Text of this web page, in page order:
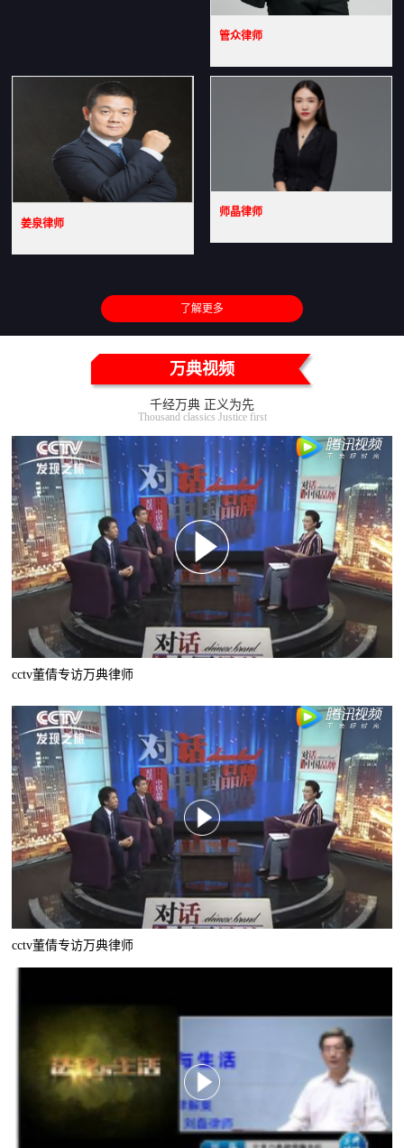
管众律师
姜泉律师
师晶律师
了解更多
万典视频
千经万典 正义为先
Thousand classics Justice first
cctv董倩专访万典律师
cctv董倩专访万典律师